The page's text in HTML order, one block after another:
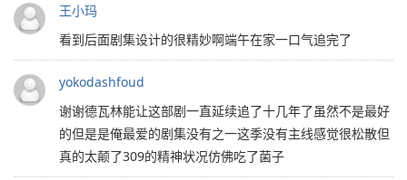
王小玛
看到后面剧集设计的很精妙啊端午在家一口气追完了
yokodashfoud
谢谢德瓦林能让这部剧一直延续追了十几年了虽然不是最好
的但是是俺最爱的剧集没有之一这季没有主线感觉很松散但
真的太颠了309的精神状况仿佛吃了菌子